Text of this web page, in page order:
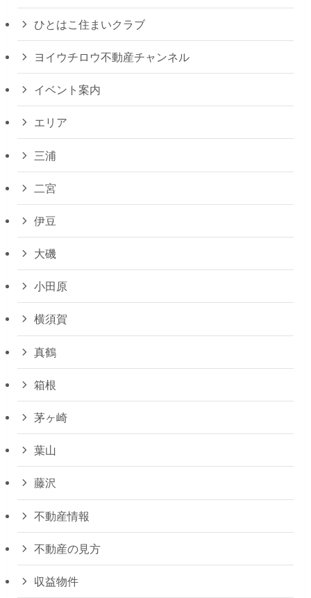
ひとはこ住まいクラブ
ヨイウチロウ不動産チャンネル
イベント案内
エリア
三浦
二宮
伊豆
大磯
小田原
横須賀
真鶴
箱根
茅ヶ崎
葉山
藤沢
不動産情報
不動産の見方
収益物件